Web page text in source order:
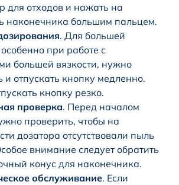
для отходов и нажать на
наконечника большим пальцем.
. Для большей
особенно при работе с
большей вязкости, нужно
отпускать кнопку медленно.
кнопку резко.
проверка. Перед началом
проверить, чтобы на
дозатора отсутствовали пыль
внимание следует обратить
конус для наконечника.
обслуживание. Если